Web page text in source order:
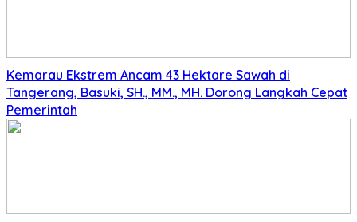
Kemarau Ekstrem Ancam 43 Hektare Sawah di
Tangerang, Basuki, SH., MM., MH. Dorong Langkah Cepat
Pemerintah